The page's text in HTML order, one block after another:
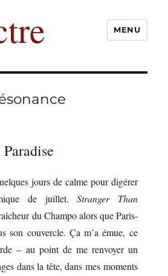
MENU
jours de calme pour digérer
de juillet.Stranger Than
du Champo alors que Paris-
son couvercle. Ça m’a émue, ce
– au point de me renvoyer un
dans la tête, dans mes moments